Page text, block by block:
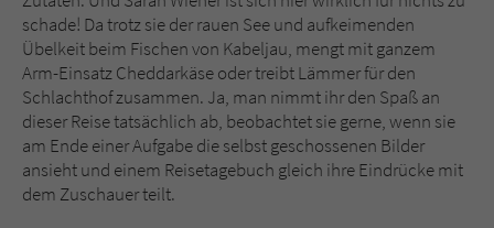
schade! Da trotz sie der rauen See und aufkeimenden
Übelkeit beim Fischen von Kabeljau, mengt mit ganzem
Arm-Einsatz Cheddarkäse oder treibt Lämmer für den
Schlachthof zusammen. Ja, man nimmt ihr den Spaß an
dieser Reise tatsächlich ab, beobachtet sie gerne, wenn sie
am Ende einer Aufgabe die selbst geschossenen Bilder
ansieht und einem Reisetagebuch gleich ihre Eindrücke mit
dem Zuschauer teilt.